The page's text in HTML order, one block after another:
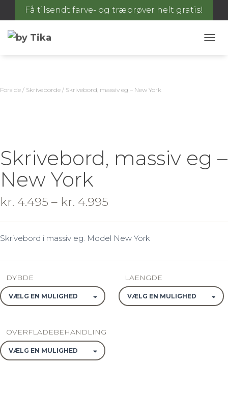
Få tilsendt farve- og træprøver helt gratis!
Forside / Skriveborde / Skrivebord, massiv eg – New York
Skrivebord, massiv eg –
New York
kr. 4.495 – kr. 4.995
Skrivebord i massiv eg. Model New York
DYBDE LAENGDE
OVERFLADEBEHANDLING